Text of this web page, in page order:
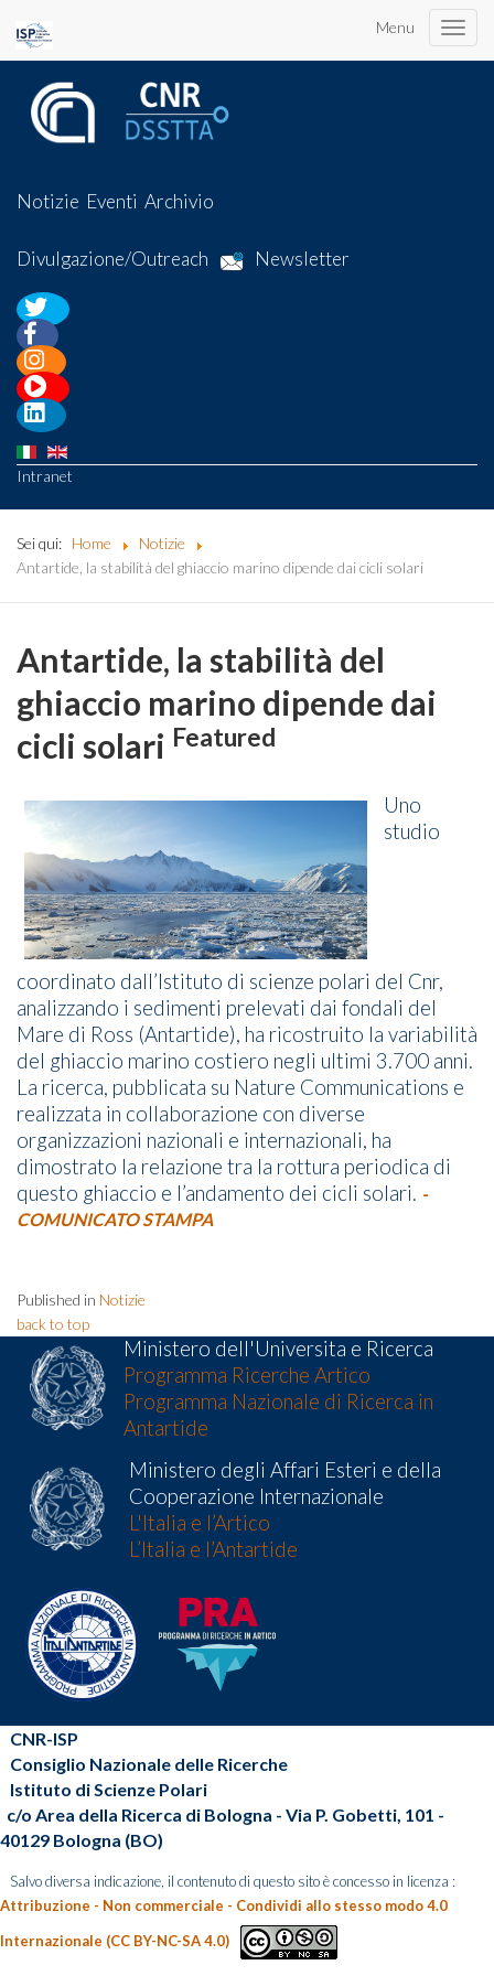
Menu
Toggle
Notizie Eventi Archivio
Divulgazione/Outreach Newsletter
Intranet
Sei qui: Home
Notizie
Antartide, la stabilità del ghiaccio marino dipende dai cicli solari
Antartide, la stabilità del
ghiaccio marino dipende dai
cicli solari Featured
Uno
studio
coordinato dall’Istituto di scienze polari del Cnr,
analizzando i sedimenti prelevati dai fondali del
Mare di Ross (Antartide), ha ricostruito la variabilità
del ghiaccio marino costiero negli ultimi 3.700 anni.
La ricerca, pubblicata su Nature Communications e
realizzata in collaborazione con diverse
organizzazioni nazionali e internazionali, ha
dimostrato la relazione tra la rottura periodica di
questo ghiaccio e l’andamento dei cicli solari. -
COMUNICATO STAMPA
Published in Notizie
back to top
Ministero dell'Universita e Ricerca
Programma Ricerche Artico
Programma Nazionale di Ricerca in
Antartide
Ministero degli Affari Esteri e della
Cooperazione Internazionale
L'Italia e l’Artico
L’Italia e l’Antartide
CNR-ISP
Consiglio Nazionale delle Ricerche
Istituto di Scienze Polari
c/o Area della Ricerca di Bologna - Via P. Gobetti, 101 -
40129 Bologna (BO)
Salvo diversa indicazione, il contenuto di questo sito è concesso in licenza :
Attribuzione - Non commerciale - Condividi allo stesso modo 4.0
Internazionale (CC BY-NC-SA 4.0)